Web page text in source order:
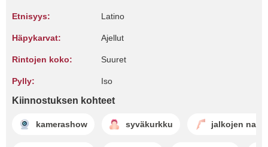
Etnisyys: Latino
Häpykarvat: Ajellut
Rintojen koko: Suuret
Pylly: Iso
Kiinnostuksen kohteet
kamerashow syväkurkku jalkojen